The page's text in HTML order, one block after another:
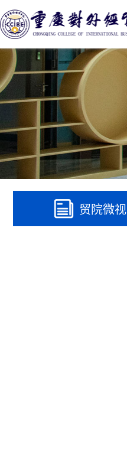
贸院微视